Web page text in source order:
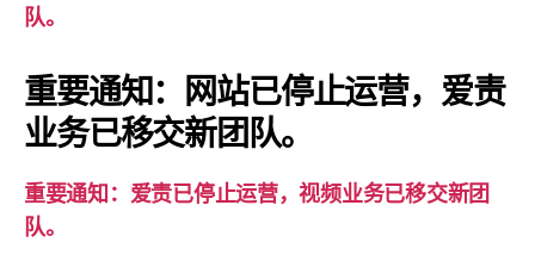
视
队。
重要通知：网站已停止运营，爱责
业务已移交新团队。
重要通知：爱责已停止运营，视频业务已移交新团
队。